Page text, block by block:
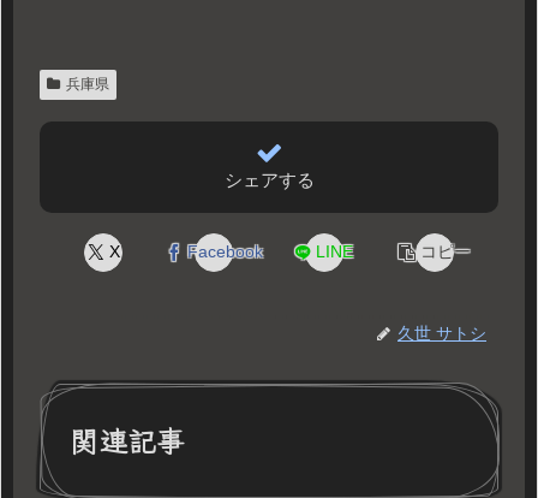
兵庫県
シェアする
X Facebook LINE コピー
久世 サトシ
関連記事